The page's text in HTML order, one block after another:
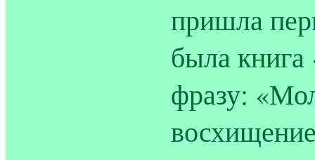
пришла
была
фразу: